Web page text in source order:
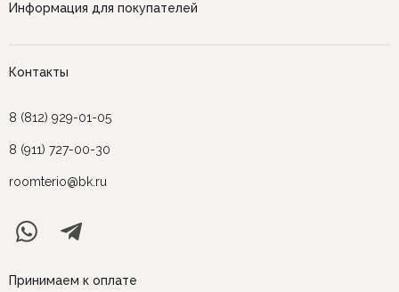
Информация для покупателей
Контакты
8 (812) 929-01-05
8 (911) 727-00-30
roomterio@bk.ru
Принимаем к оплате